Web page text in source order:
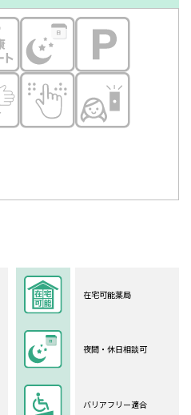
在宅可能薬局
夜間・休日相談可
バリアフリー適合